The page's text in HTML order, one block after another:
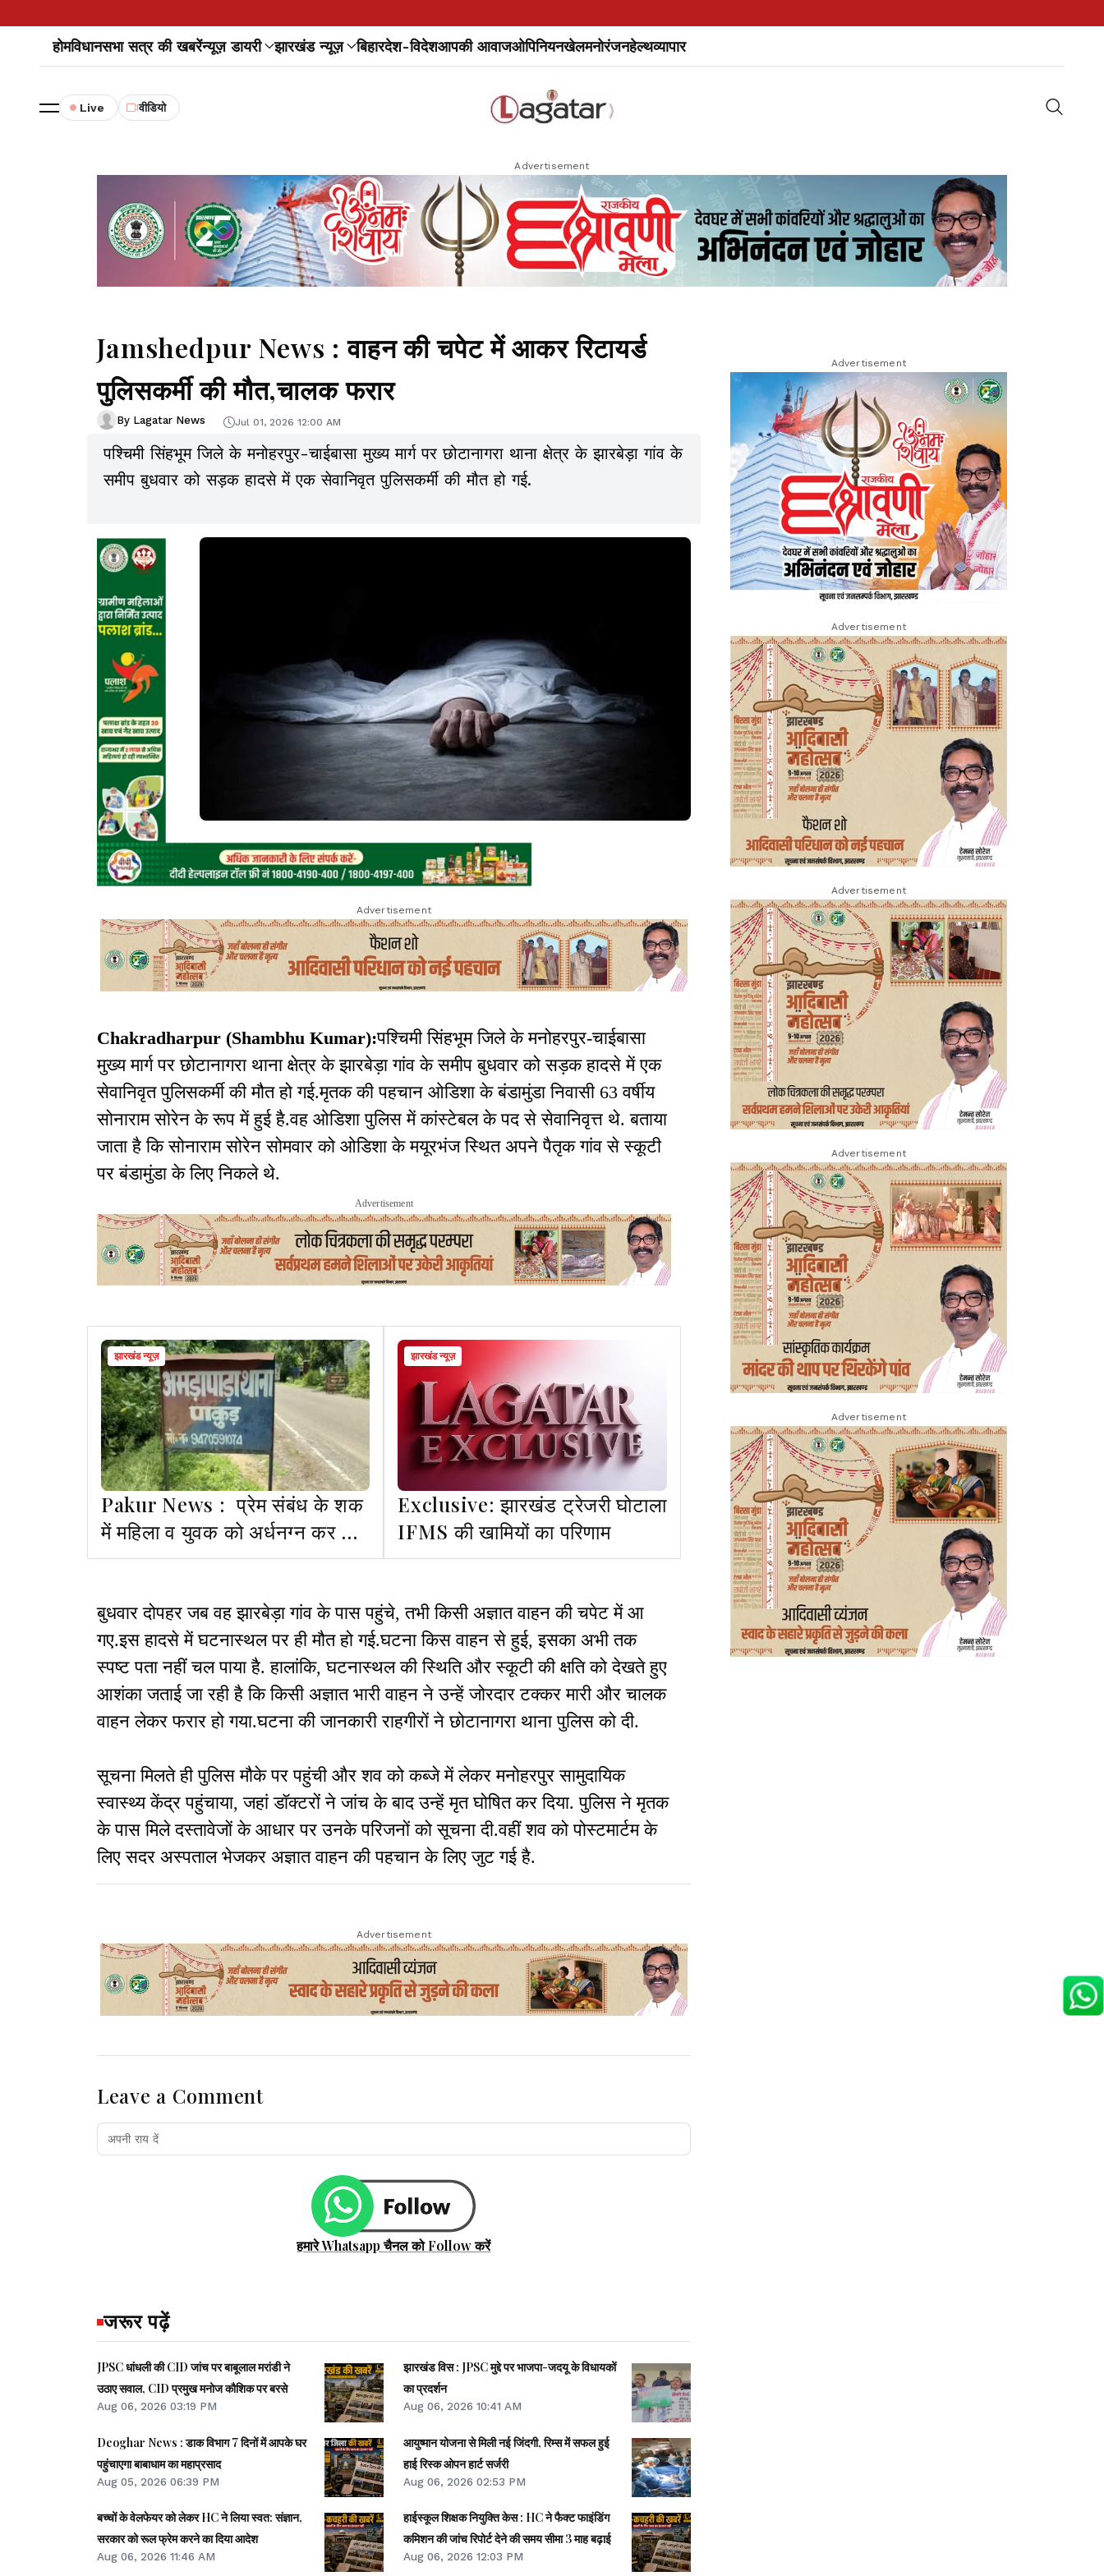
होमविधानसभा सत्र की खबरेंन्यूज़ डायरी झारखंड न्यूज़ बिहारदेश-विदेशआपकी आवाजओपिनियनखेलमनोरंजनहेल्थव्यापार
Live वीडियो
Advertisement
Jamshedpur News : वाहन की चपेट में आकर रिटायर्ड
पुलिसकर्मी की मौत,चालक फरार
By Lagatar News Jul 01, 2026 12:00 AM
पश्चिमी सिंहभूम जिले के मनोहरपुर-चाईबासा मुख्य मार्ग पर छोटानागरा थाना क्षेत्र के झारबेड़ा गांव के
समीप बुधवार को सड़क हादसे में एक सेवानिवृत पुलिसकर्मी की मौत हो गई.
Advertisement
Chakradharpur (Shambhu Kumar):पश्चिमी सिंहभूम जिले के मनोहरपुर-चाईबासा
मुख्य मार्ग पर छोटानागरा थाना क्षेत्र के झारबेड़ा गांव के समीप बुधवार को सड़क हादसे में एक
सेवानिवृत पुलिसकर्मी की मौत हो गई.मृतक की पहचान ओडिशा के बंडामुंडा निवासी 63 वर्षीय
सोनाराम सोरेन के रूप में हुई है.वह ओडिशा पुलिस में कांस्टेबल के पद से सेवानिवृत्त थे. बताया
जाता है कि सोनाराम सोरेन सोमवार को ओडिशा के मयूरभंज स्थित अपने पैतृक गांव से स्कूटी
पर बंडामुंडा के लिए निकले थे.
Advertisement
झारखंड न्यूज़
Pakur News : प्रेम संबंध के शक
में महिला व युवक को अर्धनग्न कर गांव
में घुमाया, 5 नामजद समेत 40 पर केस
झारखंड न्यूज़
Exclusive: झारखंड ट्रेजरी घोटाला
IFMS की खामियों का परिणाम
बुधवार दोपहर जब वह झारबेड़ा गांव के पास पहुंचे, तभी किसी अज्ञात वाहन की चपेट में आ
गए.इस हादसे में घटनास्थल पर ही मौत हो गई.घटना किस वाहन से हुई, इसका अभी तक
स्पष्ट पता नहीं चल पाया है. हालांकि, घटनास्थल की स्थिति और स्कूटी की क्षति को देखते हुए
आशंका जताई जा रही है कि किसी अज्ञात भारी वाहन ने उन्हें जोरदार टक्कर मारी और चालक
वाहन लेकर फरार हो गया.घटना की जानकारी राहगीरों ने छोटानागरा थाना पुलिस को दी.
सूचना मिलते ही पुलिस मौके पर पहुंची और शव को कब्जे में लेकर मनोहरपुर सामुदायिक
स्वास्थ्य केंद्र पहुंचाया, जहां डॉक्टरों ने जांच के बाद उन्हें मृत घोषित कर दिया. पुलिस ने मृतक
के पास मिले दस्तावेजों के आधार पर उनके परिजनों को सूचना दी.वहीं शव को पोस्टमार्टम के
लिए सदर अस्पताल भेजकर अज्ञात वाहन की पहचान के लिए जुट गई है.
Advertisement
Leave a Comment
हमारे Whatsapp चैनल को Follow करें
जरूर पढ़ें
JPSC धांधली की CID जांच पर बाबूलाल मरांडी ने
उठाए सवाल, CID प्रमुख मनोज कौशिक पर बरसे
Aug 06, 2026 03:19 PM
Deoghar News : डाक विभाग 7 दिनों में आपके घर
पहुंचाएगा बाबाधाम का महाप्रसाद
Aug 05, 2026 06:39 PM
बच्चों के वेलफेयर को लेकर HC ने लिया स्वत: संज्ञान,
सरकार को रूल फ्रेम करने का दिया आदेश
Aug 06, 2026 11:46 AM
झारखंड विस : JPSC मुद्दे पर भाजपा-जदयू के विधायकों
का प्रदर्शन
Aug 06, 2026 10:41 AM
आयुष्मान योजना से मिली नई जिंदगी, रिम्स में सफल हुई
हाई रिस्क ओपन हार्ट सर्जरी
Aug 06, 2026 02:53 PM
हाईस्कूल शिक्षक नियुक्ति केस : HC ने फैक्ट फाइंडिंग
कमिशन की जांच रिपोर्ट देने की समय सीमा 3 माह बढ़ाई
Aug 06, 2026 12:03 PM
Advertisement
Advertisement
Advertisement
Advertisement
Advertisement